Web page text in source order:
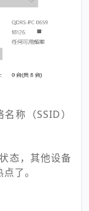
称（SSID）
态，其他设备
了。